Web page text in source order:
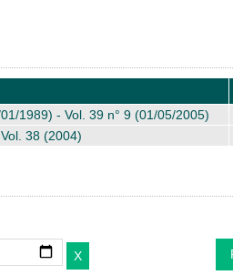
1989) - Vol. 39 n° 9 (01/05/2005)
38 (2004)